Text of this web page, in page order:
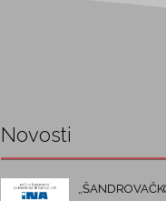
Novosti